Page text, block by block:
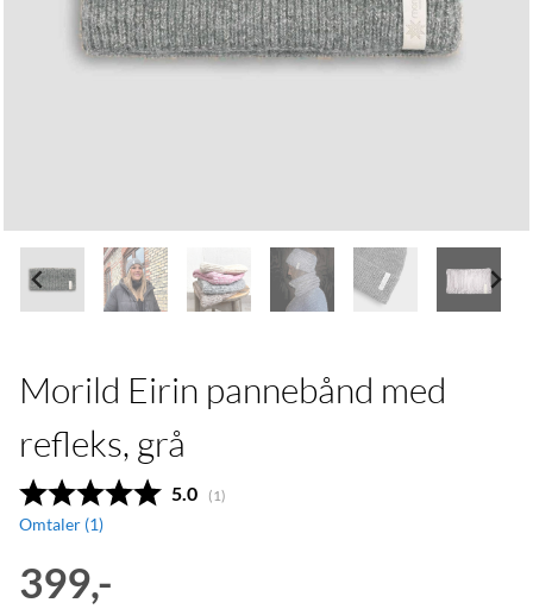
Morild Eirin pannebånd med
refleks, grå
Gjennomsnittskarakter:
5.0 (stemmer:
1)
Omtaler (1)
399,-